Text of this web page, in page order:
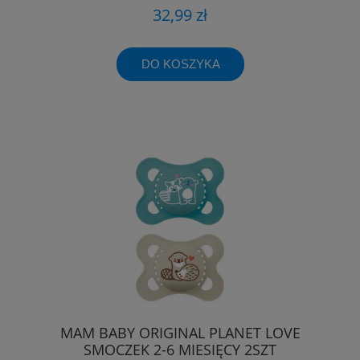
32,99 zł
DO KOSZYKA
MAM BABY ORIGINAL PLANET LOVE
SMOCZEK 2-6 MIESIĘCY 2SZT